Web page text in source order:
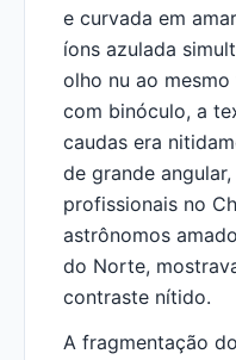
e curvada em
íons azulada
olho nu ao
com binóculo, a
caudas era
de grande
profissionais no
astrônomos
do Norte,
contraste nítido.
A fragmentação